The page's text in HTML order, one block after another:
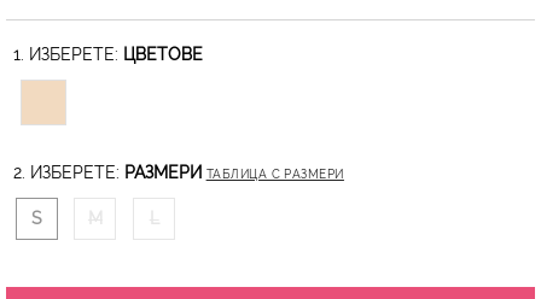
1. ИЗБЕРЕТЕ: ЦВЕТОВЕ
2. ИЗБЕРЕТЕ: РАЗМЕРИ ТАБЛИЦА С РАЗМЕРИ
S M L